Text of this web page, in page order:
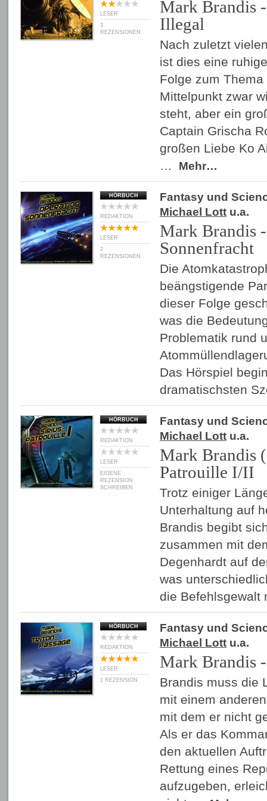
LESER
3
REZENSIONEN
Mark Brandis
Illegal
Nach zuletzt
ist dies eine
Folge zum
Mittelpunkt zwar
steht, aber ein
Captain Grischa
großen Liebe Ko
…
Mehr…
HÖRBUCH
REDAKTION
LESER
2
REZENSIONEN
Fantasy und
Michael Lott u.a.
Mark Brandis
Sonnenfracht
Die
beängstigende
dieser Folge
was die
Problematik rund
Das Hörspiel
dramatischsten
HÖRBUCH
REDAKTION
LESER
EIGENE
REZENSION
SCHREIBEN
Fantasy und
Michael Lott u.a.
Mark Brandis
Patrouille I/II
Trotz einiger
Unterhaltung auf
Brandis begibt
zusammen mit
Degenhardt auf
was
die
HÖRBUCH
REDAKTION
LESER
1 REZENSION
Fantasy und
Michael Lott u.a.
Mark Brandis
Brandis muss die
mit einem
mit dem er nicht
Als er das
den aktuellen
Rettung eines
aufzugeben,